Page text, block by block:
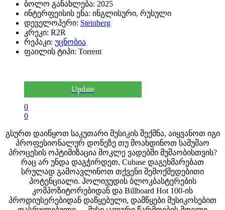
ბოლო განახლება: 2025
ინტერფეისის ენა: ინგლისური, რუსული
დეველოპერი: Steinberg
კრეკი: R2R
რეპაკი: უცნობია
ფაილის ტიპი: Torrent
Update
0
0
გსურთ დაიწყოთ საკუთარი მუსიკის შექმნა, აიყვანოთ იგი
პროფესიონალურ დონეზე თუ მოახდინოთ სამუშაო
პროცესის ოპტიმიზაცია მოკლე ვადებში მუშაობისთვის?
რაც არ უნდა დაგჭირდეთ, Cubase დაგეხმარებათ
სრულად გამოავლინოთ თქვენი შემოქმედებითი
პოტენციალი. ჰოლივუდის ბლოკბასტერების
კომპოზიტორებიდან და Billboard Hot 100-ის
პროდიუსერებიდან დაწყებული, დამწყები მუსიკოსებით